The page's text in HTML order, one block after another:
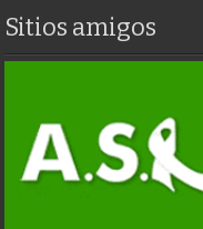
Sitios amigos